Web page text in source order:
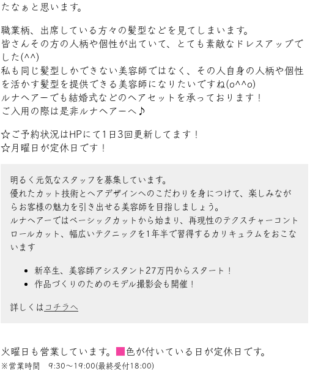
たなぁと思います。
職業柄、出席している方々の髪型などを見てしまいます。
皆さんその方の人柄や個性が出ていて、とても素敵なドレスアップで
した(^^)
私も同じ髪型しかできない美容師ではなく、その人自身の人柄や個性
を活かす髪型を提供できる美容師になりたいですね(o^^o)
ルナヘアーでも結婚式などのヘアセットを承っております！
ご入用の際は是非ルナヘアーへ♪
☆ご予約状況はHPにて1日3回更新してます！
☆月曜日が定休日です！
明るく元気なスタッフを募集しています。
優れたカット技術とヘアデザインへのこだわりを身につけて、楽しみなが
らお客様の魅力を引き出せる美容師を目指しましょう。
ルナヘアーではベーシックカットから始まり、再現性のテクスチャーコント
ロールカット、幅広いテクニックを1年半で習得するカリキュラムをおこな
います
新卒生、美容師アシスタント27万円からスタート！
作品づくりのためのモデル撮影会も開催！
詳しくは コチラへ
火曜日も営業しています。 色が付いている日が定休日です。
※営業時間 9:30〜19:00(最終受付18:00)